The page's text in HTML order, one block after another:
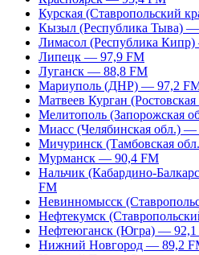
Курская (Ставропольский
Кызыл (Республика Тыва)
Лимасол (Республика
Липецк — 97,9 FM
Луганск — 88,8 FM
Мариуполь (ДНР) — 97,2
Матвеев Курган
Мелитополь (Запорожская
Миасс (Челябинская обл.) —
Мичуринск (Тамбовская
Мурманск — 90,4 FM
Нальчик (Кабардино-
FM
Невинномысск
Нефтекумск
Нефтеюганск (Югра) — 92,1
Нижний Новгород — 89,2